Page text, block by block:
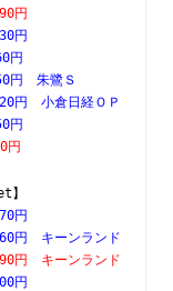
49790円
6030円
6060円
円　朱鷺Ｓ
　小倉日経ＯＰ
7750円
1120円
】
5070円
　キーンランド
　キーンランド
6100円